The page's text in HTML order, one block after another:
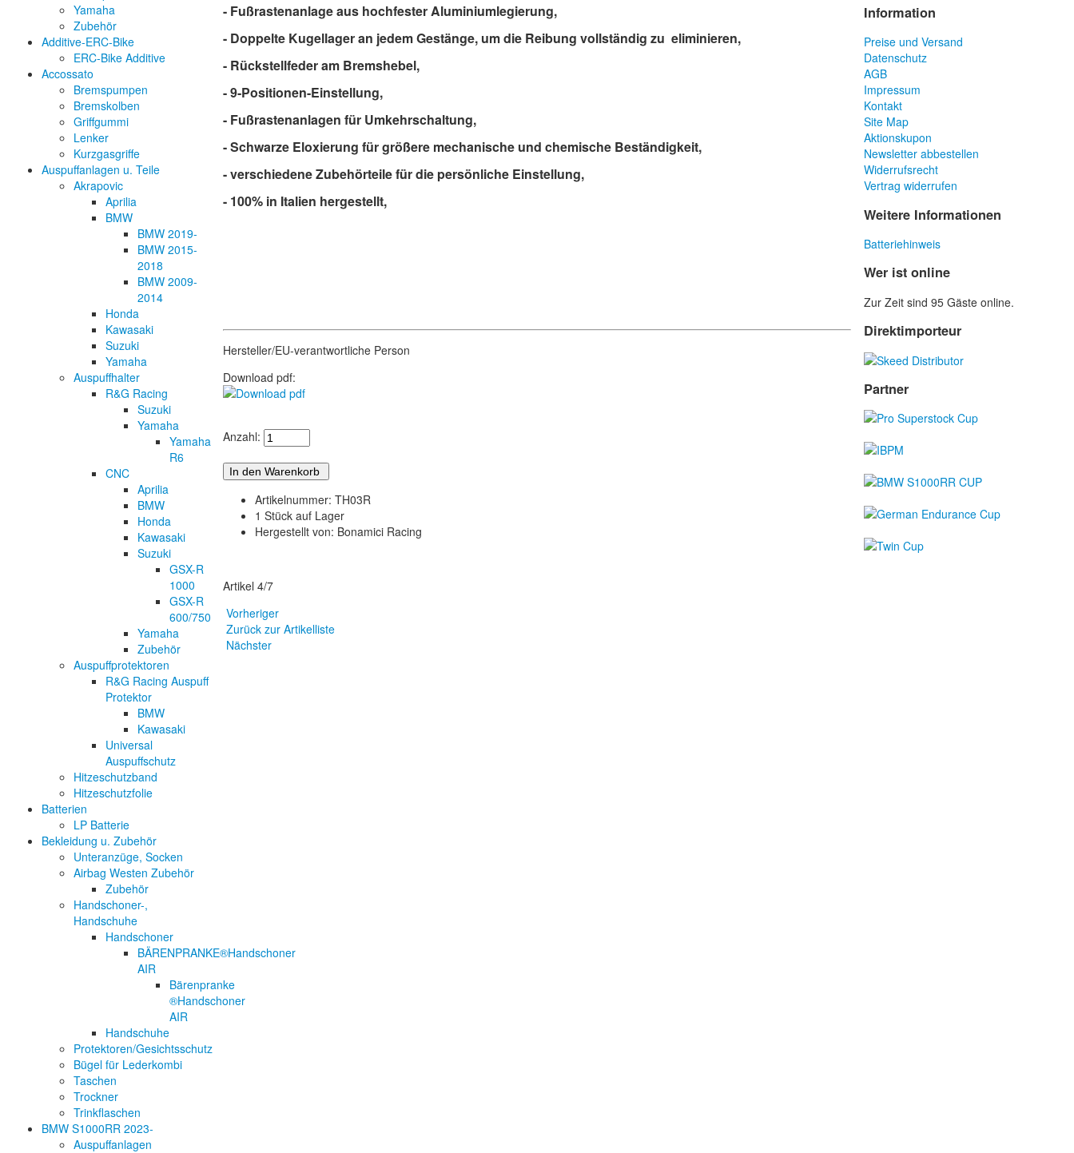
Yamaha
Zubehör
Additive-ERC-Bike
ERC-Bike Additive
Accossato
Bremspumpen
Bremskolben
Griffgummi
Lenker
Kurzgasgriffe
Auspuffanlagen u. Teile
Akrapovic
Aprilia
BMW
BMW 2019-
BMW 2015-
2018
BMW 2009-
2014
Honda
Kawasaki
Suzuki
Yamaha
Auspuffhalter
R&G Racing
Suzuki
Yamaha
Yamaha
R6
CNC
Aprilia
BMW
Honda
Kawasaki
Suzuki
GSX-R
1000
GSX-R
600/750
Yamaha
Zubehör
Auspuffprotektoren
R&G Racing Auspuff
Protektor
BMW
Kawasaki
Universal
Auspuffschutz
Hitzeschutzband
Hitzeschutzfolie
Batterien
LP Batterie
Bekleidung u. Zubehör
Unteranzüge, Socken
Airbag Westen Zubehör
Zubehör
Handschoner-,
Handschuhe
Handschoner
BÄRENPRANKE®Handschoner
AIR
Bärenpranke
®Handschoner
AIR
Handschuhe
Protektoren/Gesichtsschutz
Bügel für Lederkombi
Taschen
Trockner
Trinkflaschen
BMW S1000RR 2023-
Auspuffanlagen
- Fußrastenanlage aus hochfester Aluminiumlegierung,
- Doppelte Kugellager an jedem Gestänge, um die Reibung vollständig zu eliminieren,
- Rückstellfeder am Bremshebel,
- 9-Positionen-Einstellung,
- Fußrastenanlagen für Umkehrschaltung,
- Schwarze Eloxierung für größere mechanische und chemische Beständigkeit,
- verschiedene Zubehörteile für die persönliche Einstellung,
- 100% in Italien hergestellt,
Hersteller/EU-verantwortliche Person
Download pdf:
Anzahl:
Artikelnummer: TH03R
1 Stück auf Lager
Hergestellt von: Bonamici Racing
Artikel 4/7
Vorheriger
Zurück zur Artikelliste
Nächster
Information
Preise und Versand
Datenschutz
AGB
Impressum
Kontakt
Site Map
Aktionskupon
Newsletter abbestellen
Widerrufsrecht
Vertrag widerrufen
Weitere Informationen
Batteriehinweis
Wer ist online
Zur Zeit sind 95 Gäste online.
Direktimporteur
Partner